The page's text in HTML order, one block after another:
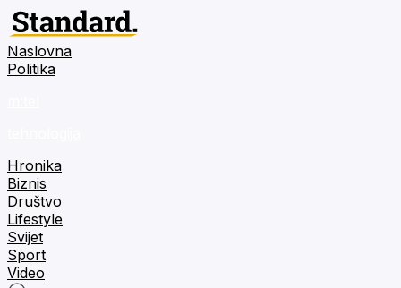
Naslovna
Politika
Hronika
Biznis
Društvo
Lifestyle
Svijet
Sport
Video